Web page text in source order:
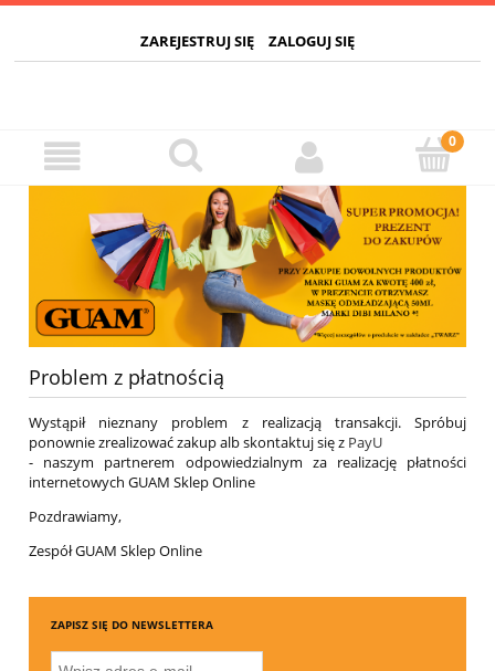
ZAREJESTRUJ SIĘ ZALOGUJ SIĘ
Problem z płatnością
Wystąpił nieznany problem z realizacją transakcji. Spróbuj
ponownie zrealizować zakup alb skontaktuj się z PayU
- naszym partnerem odpowiedzialnym za realizację płatności
internetowych GUAM Sklep Online
Pozdrawiamy,
Zespół GUAM Sklep Online
ZAPISZ SIĘ DO NEWSLETTERA